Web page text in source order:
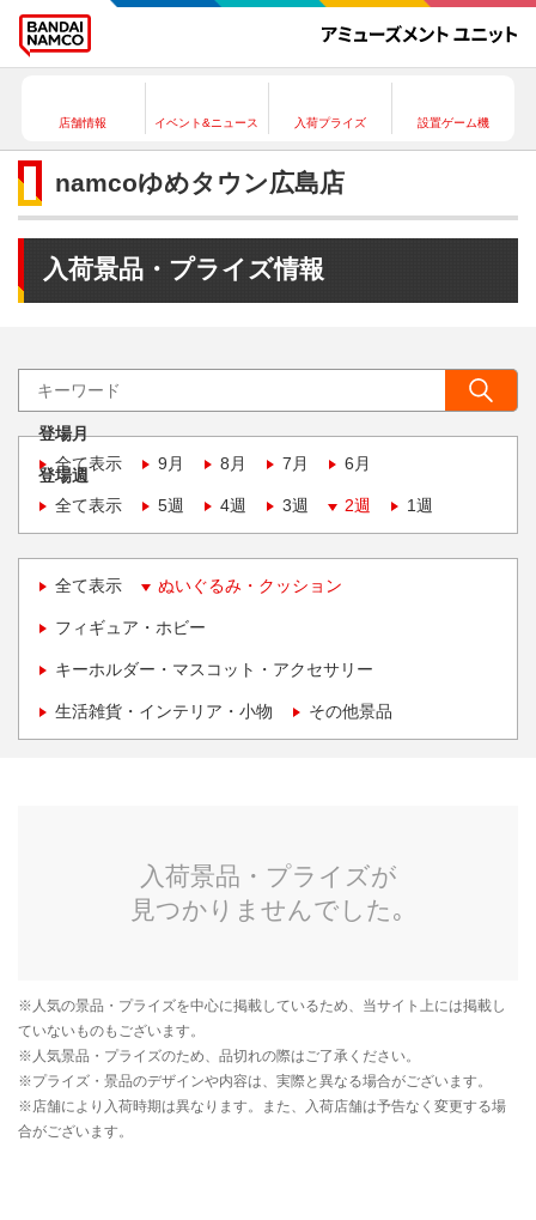
店舗情報 イベント&ニュース 入荷プライズ 設置ゲーム機
namcoゆめタウン広島店
入荷景品・プライズ情報
登場月
全て表示
9月 8月 7月 6月
登場週
全て表示
5週 4週 3週 2週 1週
全て表示 ぬいぐるみ・クッション
フィギュア・ホビー
キーホルダー・マスコット・アクセサリー
生活雑貨・インテリア・小物 その他景品